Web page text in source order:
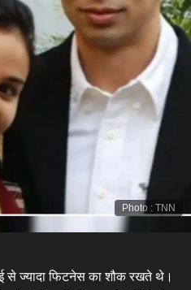
Photo : TNN
से ज्यादा फिटनेस का शौक रखते थे।